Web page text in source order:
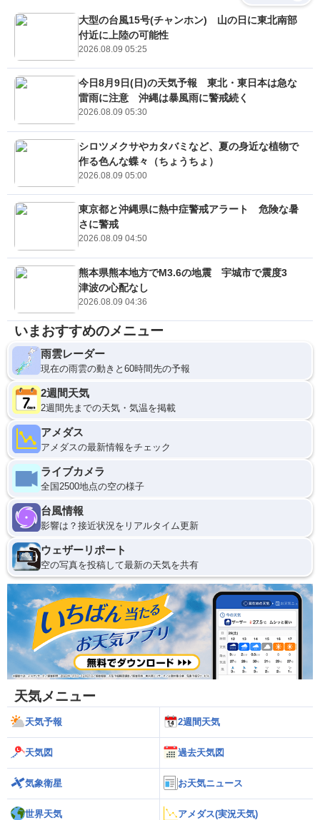
大型の台風15号(チャンホン) 山の日に東北南部
付近に上陸の可能性
2026.08.09 05:25
今日8月9日(日)の天気予報 東北・東日本は急な
雷雨に注意 沖縄は暴風雨に警戒続く
2026.08.09 05:30
シロツメクサやカタバミなど、夏の身近な植物で
作る色んな蝶々（ちょうちょ）
2026.08.09 05:00
東京都と沖縄県に熱中症警戒アラート 危険な暑
さに警戒
2026.08.09 04:50
熊本県熊本地方でM3.6の地震 宇城市で震度3
津波の心配なし
2026.08.09 04:36
いまおすすめのメニュー
雨雲レーダー
現在の雨雲の動きと60時間先の予報
2週間天気
2週間先までの天気・気温を掲載
アメダス
アメダスの最新情報をチェック
ライブカメラ
全国2500地点の空の様子
台風情報
影響は？接近状況をリアルタイム更新
ウェザーリポート
空の写真を投稿して最新の天気を共有
天気メニュー
天気予報 2週間天気
天気図 過去天気図
気象衛星 お天気ニュース
世界天気 アメダス(実況天気)